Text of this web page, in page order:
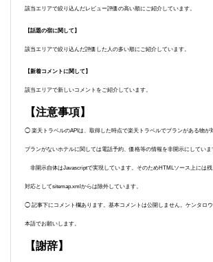
該当エリアで絞り込んだレビュー評価の高い順にご紹介しています。
【話題の宿に関して】
該当エリアで絞り込んだ評価した人の多い順にご紹介しています。
【新着コメントに関して】
該当エリアで新しいコメントをご紹介しています。
【注意事項】
◯ 楽天トラベルのAPIは、取得した時点で楽天トラベルでプランがある物が
プランがないホテルに関しては電話予約、価格等の情報を非開示にしていま
非開示自体はJavascriptで実現しています。そのためHTMLソース上には
対応としてsitemap.xmlからは除外しています。
◯ 記事下にコメント欄あります。基本コメントは公開しません。ケンタロ
本語でお願いします。
【謝辞】